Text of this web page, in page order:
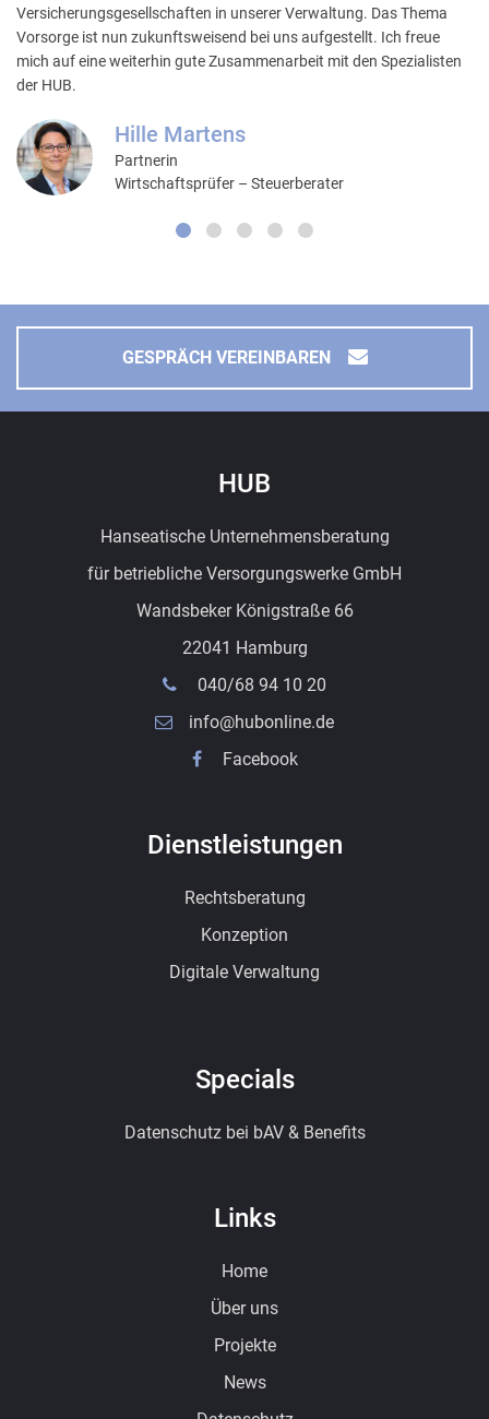
Versicherungsgesellschaften in unserer Verwaltung. Das Thema
Vorsorge ist nun zukunftsweisend bei uns aufgestellt. Ich freue
mich auf eine weiterhin gute Zusammenarbeit mit den Spezialisten
der HUB.
Hille Martens
Partnerin
Wirtschaftsprüfer – Steuerberater
GESPRÄCH VEREINBAREN
HUB
Hanseatische Unternehmensberatung
für betriebliche Versorgungswerke GmbH
Wandsbeker Königstraße 66
22041 Hamburg
040/68 94 10 20
info@hubonline.de
Facebook
Dienstleistungen
Rechtsberatung
Konzeption
Digitale Verwaltung
Specials
Datenschutz bei bAV & Benefits
Links
Home
Über uns
Projekte
News